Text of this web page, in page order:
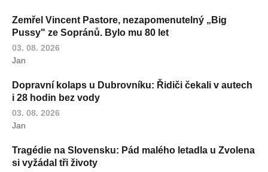
Zemřel Vincent Pastore, nezapomenutelný „Big
Pussy" ze Sopránů. Bylo mu 80 let
03. 08. 2026
Jan
Dopravní kolaps u Dubrovníku: Řidiči čekali v autech
i 28 hodin bez vody
03. 08. 2026
Jan
Tragédie na Slovensku: Pád malého letadla u Zvolena
si vyžádal tři životy